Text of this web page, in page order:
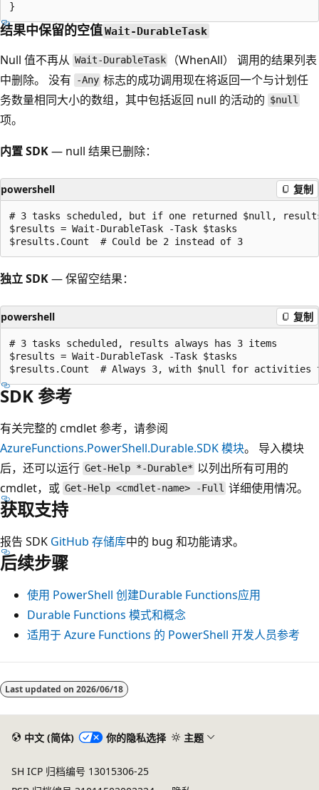
结果中保留的空值Wait-DurableTask
Null 值不再从 Wait-DurableTask
（WhenAll） 调用的结果列表
中删除。 没有
-Any 标志的成功调用现在将返回一个与计划任
务数量相同大小的数组，其中包括返回 null 的活动的 $null
项。
内置 SDK— null 结果已删除：
powershell 复制
# 3 tasks scheduled, but if one returned $null,
$results = Wait-DurableTask -Task $tasks
独立 SDK— 保留空结果：
powershell 复制
# 3 tasks scheduled, results always has 3 items
$results = Wait-DurableTask -Task $tasks
SDK 参考
有关完整的 cmdlet 参考，请参阅
AzureFunctions.PowerShell.Durable.SDK 模块。 导入模块
后，还可以运行 Get-Help *-Durable* 以列出所有可用的
cmdlet，或 Get-Help <cmdlet-name> -Full 详细使用情况。
获取支持
报告 SDK GitHub 存储库中的 bug 和功能请求。
后续步骤
使用 PowerShell 创建Durable Functions应用
Durable Functions 模式和概念
适用于 Azure Functions 的 PowerShell 开发人员参考
Last updated on 2026/06/18
中文 (简体) 你的隐私选择 主题
SH ICP 归档编号 13015306-25